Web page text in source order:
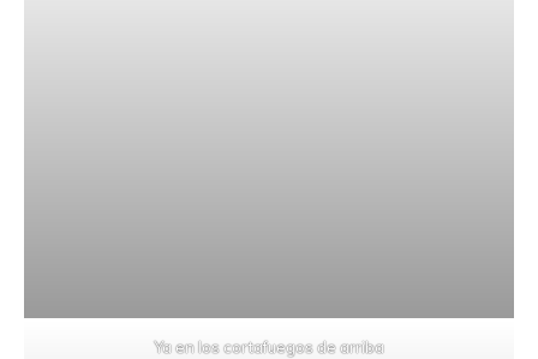
Ya en los cortafuegos de arriba